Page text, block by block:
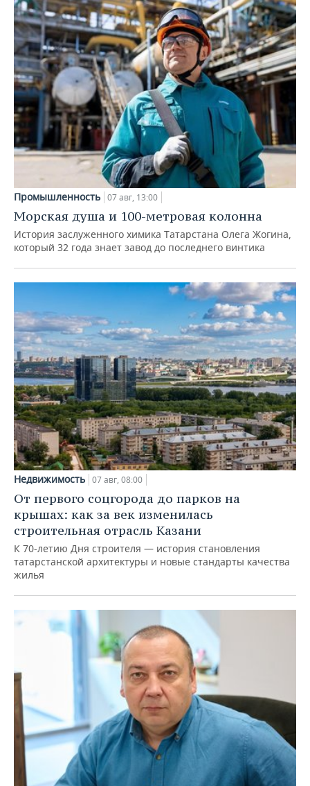
Промышленность 07 авг, 13:00
Морская душа и 100-метровая колонна
История заслуженного химика Татарстана Олега Жогина,
который 32 года знает завод до последнего винтика
Недвижимость 07 авг, 08:00
От первого соцгорода до парков на
крышах: как за век изменилась
строительная отрасль Казани
К 70-летию Дня строителя — история становления
татарстанской архитектуры и новые стандарты качества
жилья